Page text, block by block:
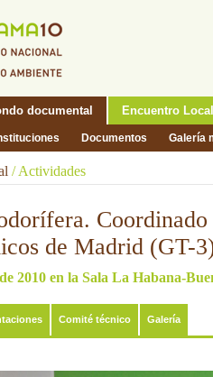
documental Encuentro Local
Documentos Galería
/ Actividades
de Madrid (GT-
2010 en la Sala La Habana-
Comité técnico Galería